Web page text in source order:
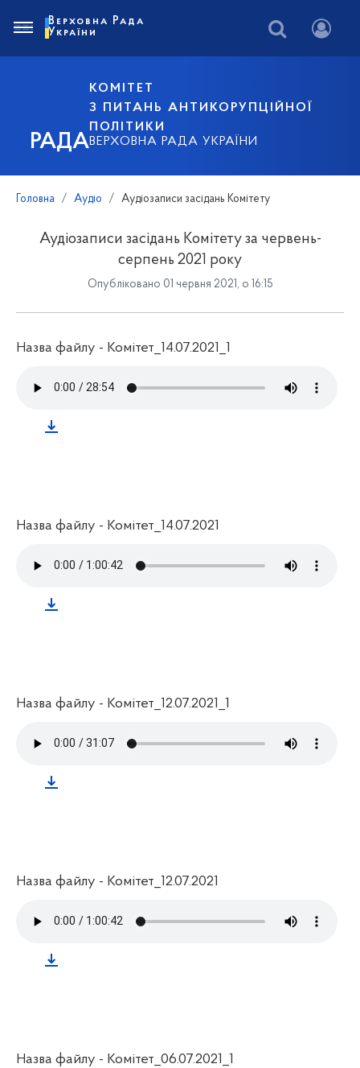
РАДА
КОМІТЕТ
З ПИТАНЬ АНТИКОРУПЦІЙНОЇ
ПОЛІТИКИ
ВЕРХОВНА РАДА УКРАЇНИ
Верховна Рада
України
Головна Аудіо Аудіозаписи засідань Комітету
Аудіозаписи засідань Комітету за червень-
серпень 2021 року
Опубліковано 01 червня 2021, о 16:15
Назва файлу - Комітет_14.07.2021_1
Назва файлу - Комітет_14.07.2021
Назва файлу - Комітет_12.07.2021_1
Назва файлу - Комітет_12.07.2021
Назва файлу - Комітет_06.07.2021_1